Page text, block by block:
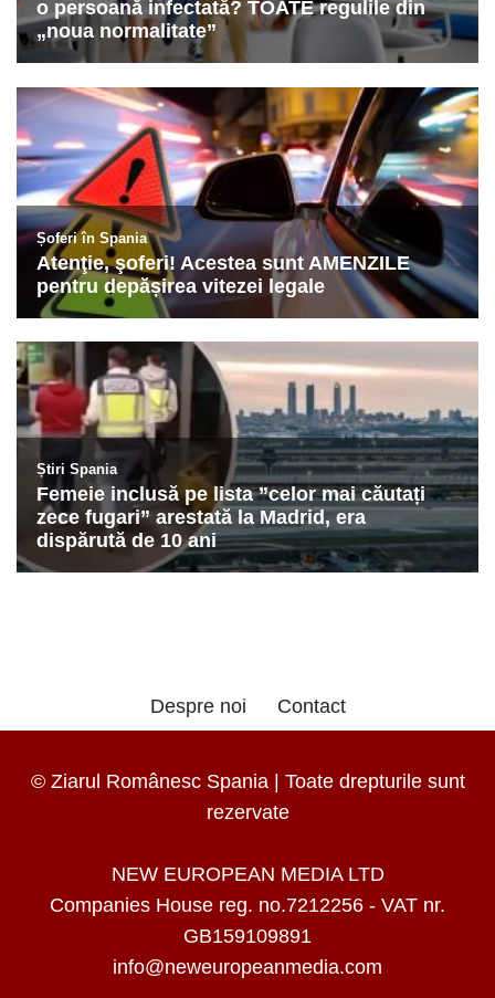
Despre noi Contact
© Ziarul Românesc Spania | Toate drepturile sunt
rezervate
NEW EUROPEAN MEDIA LTD
Companies House reg. no.7212256 - VAT nr.
GB159109891
info@neweuropeanmedia.com